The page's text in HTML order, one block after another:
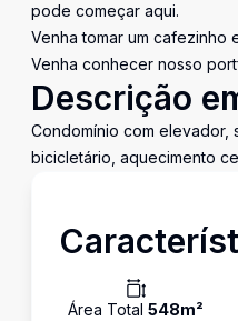
pode começar aqui.
Venha tomar um cafezinho
Venha conhecer nosso
Descrição
Condomínio com elevador,
bicicletário, aquecimento
Área Total 548m²